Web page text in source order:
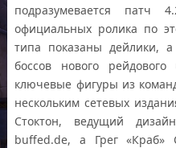
подразумевается патч
официальных ролика по
типа показаны дейлики,
боссов нового
ключевые фигуры из
нескольким сетевых
Стоктон, ведущий
buffed.de, а Грег «Краб»